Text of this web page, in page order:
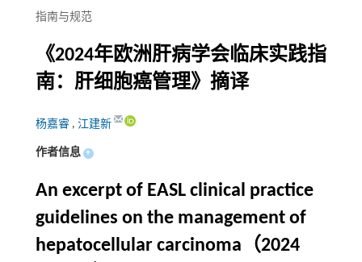
指南与规范
《2024年欧洲肝病学会临床实践指
南：肝细胞癌管理》摘译
杨嘉睿 , 江建新
作者信息 +
An excerpt of EASL clinical practice
guidelines on the management of
hepatocellular carcinoma（2024